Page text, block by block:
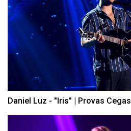
Daniel Luz - "Iris" | Provas Cegas